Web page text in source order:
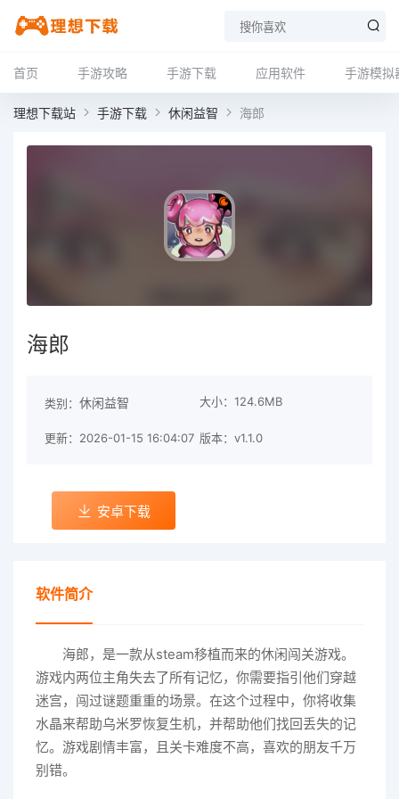
首页 手游攻略 手游下载 应用软件 手游模拟
理想下载站 手游下载 休闲益智 海郎
海郎
类别： 休闲益智 大小：124.6MB
更新：2026-01-15 16:04:07 版本：v1.1.0
安卓下载
软件简介
海郎，是一款从steam移植而来的休闲闯关游戏。
游戏内两位主角失去了所有记忆，你需要指引他们穿越
迷宫，闯过谜题重重的场景。在这个过程中，你将收集
水晶来帮助乌米罗恢复生机，并帮助他们找回丢失的记
忆。游戏剧情丰富，且关卡难度不高，喜欢的朋友千万
别错。